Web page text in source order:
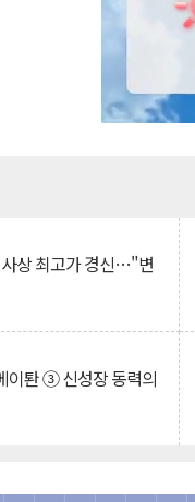
상 최고가 경신…"변
이퇀 ③ 신성장 동력의